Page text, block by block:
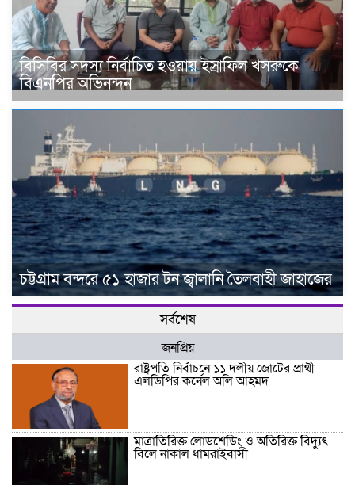
বিসিবির সদস্য নির্বাচিত হওয়ায় ইস্রাফিল খসরুকে
বিএনপির অভিনন্দন
চট্টগ্রাম বন্দরে ৫১ হাজার টন জ্বালানি তৈলবাহী জাহাজের
সর্বশেষ
জনপ্রিয়
রাষ্ট্রপতি নির্বাচনে ১১ দলীয় জোটের প্রার্থী
এলডিপির কর্নেল অলি আহমদ
মাত্রাতিরিক্ত লোডশেডিং ও অতিরিক্ত বিদ্যুৎ
বিলে নাকাল ধামরাইবাসী